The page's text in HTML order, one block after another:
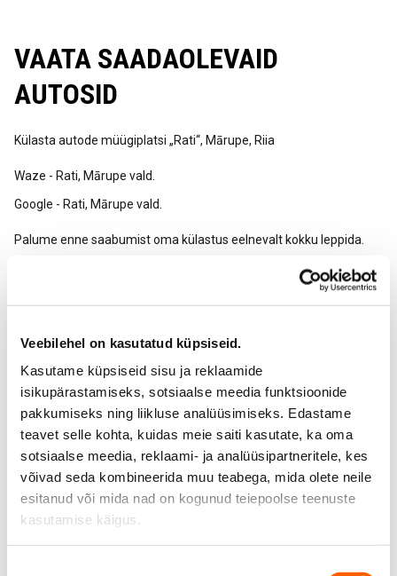
Veebilehel on kasutatud küpsiseid.
Kasutame küpsiseid sisu ja reklaamide
isikupärastamiseks, sotsiaalse meedia funktsioonide
pakkumiseks ning liikluse analüüsimiseks. Edastame
teavet selle kohta, kuidas meie saiti kasutate, ka oma
sotsiaalse meedia, reklaami- ja analüüsipartneritele, kes
võivad seda kombineerida muu teabega, mida olete neile
esitanud või mida nad on kogunud teiepoolse teenuste
kasutamise käigus.
VAATA SAADAOLEVAID
AUTOSID
Külasta autode müügiplatsi „Rati“, Mārupe, Riia
Waze - Rati, Mārupe vald.
Google - Rati, Mārupe vald.
Palume enne saabumist oma külastus eelnevalt kokku leppida.
+371 67819515
cars@transporent.lv